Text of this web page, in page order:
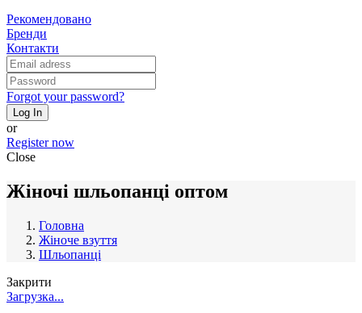
Рекомендовано
Бренди
Контакти
Forgot your password?
Log In
or
Register now
Close
Жіночі шльопанці оптом
Головна
Жіноче взуття
Шльопанці
Закрити
Загрузка...